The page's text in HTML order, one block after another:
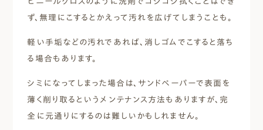
ず、無理にこするとかえって汚れを広げてしまうことも。
軽い手垢などの汚れであれば、消しゴムでこすると落ち
る場合もあります。
シミになってしまった場合は、サンドペーパーで表面を
薄く削り取るというメンテナンス方法もありますが、完
全に元通りにするのは難しいかもしれません。